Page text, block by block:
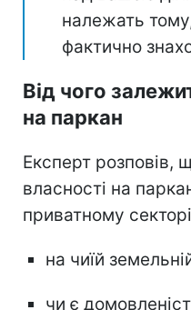
належать
фактично
Від чого
на паркан
Експерт розповів,
власності на
приватному
на чиїй
чи є